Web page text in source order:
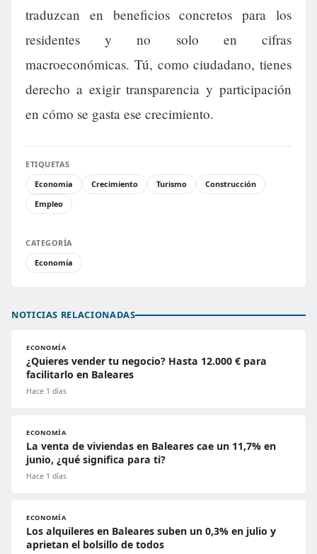
traduzcan en beneficios concretos para los
residentes y no solo en cifras
macroeconómicas. Tú, como ciudadano, tienes
derecho a exigir transparencia y participación
en cómo se gasta ese crecimiento.
ETIQUETAS
Economía
Crecimiento Turismo
Construcción
Empleo
CATEGORÍA
Economía
NOTICIAS RELACIONADAS
ECONOMÍA
¿Quieres vender tu negocio? Hasta 12.000 € para
facilitarlo en Baleares
Hace 1 días
ECONOMÍA
La venta de viviendas en Baleares cae un 11,7% en
junio, ¿qué significa para ti?
Hace 1 días
ECONOMÍA
Los alquileres en Baleares suben un 0,3% en julio y
aprietan el bolsillo de todos